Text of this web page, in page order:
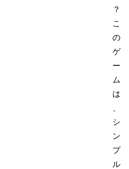
？
こ
の
ゲ
ー
ム
は
シ
ン
プ
ル